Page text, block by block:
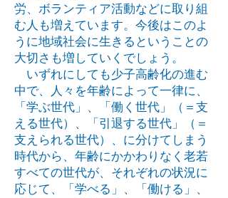
労、ボランティア活動などに取り組
む人も増えています。今後はこのよ
うに地域社会に生きるということの
大切さも増していくでしょう。
いずれにしても少子高齢化の進む
中で、人々を年齢によって一律に、
「学ぶ世代」、「働く世代」（＝支
える世代）、「引退する世代」（＝
支えられる世代）、に分けてしまう
時代から、年齢にかかわりなく老若
すべての世代が、それぞれの状況に
応じて、「学べる」、「働ける」、